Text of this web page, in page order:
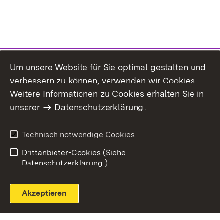
Themenübersicht
Um unsere Website für Sie optimal gestalten und
verbessern zu können, verwenden wir Cookies.
Weitere Informationen zu Cookies erhalten Sie in
unserer
Datenschutzerklärung.
Technisch notwendige Cookies
Drittanbieter-Cookies (Siehe
Datenschutzerklärung.)
Akzeptieren